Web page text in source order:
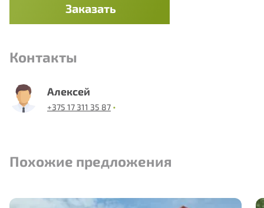
Заказать
Контакты
Алексей
+375 17 311 35 87 •
Похожие предложения